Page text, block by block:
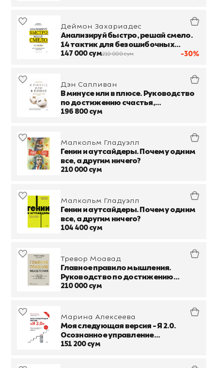
-30%
Деймон Захариадес
Анализируй быстро, решай смело.
14 тактик для безошибочных
действий
147 000 сум210 000 сум
Дэн Салливан
В минусе или в плюсе. Руководство
по достижению счастья,
уверенности в себе и успеха
196 800 сум
Малкольм Гладуэлл
Гении и аутсайдеры. Почему одним
все, а другим ничего?
210 000 сум
Малкольм Гладуэлл
Гении и аутсайдеры. Почему одним
все, а другим ничего?
104 400 сум
Тревор Моавад
Главное правило мышления.
Руководство по достижению
любых целей от ментора мировых
210 000 сум
Марина Алексеева
Моя следующая версия - Я 2.0.
Осознанное управление
профессиональным развитием
151 200 сум